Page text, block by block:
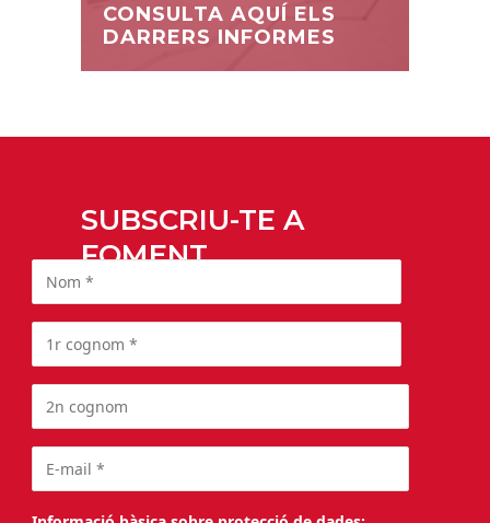
CONSULTA AQUÍ ELS
DARRERS INFORMES
SUBSCRIU-TE A
FOMENT